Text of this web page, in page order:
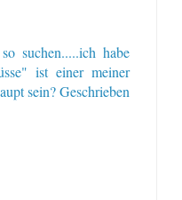
suchen.....ich habe
ist einer meiner
sein? Geschrieben